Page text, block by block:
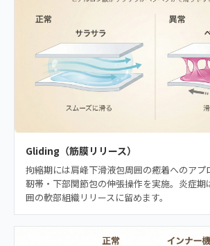
Gliding（筋膜リリース）
拘縮期には肩峰下滑液包周囲の癒着へのアプ
靭帯・下部関節包の伸張操作を実施。炎症期
囲の軟部組織リリースに留めます。